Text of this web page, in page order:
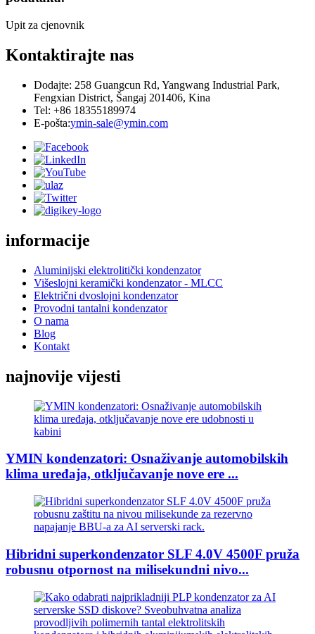
Upit za cjenovnik
Kontaktirajte nas
Dodajte: 258 Guangcun Rd, Yangwang Industrial Park,
Fengxian District, Šangaj 201406, Kina
Tel: +86 18355189974
E-pošta:ymin-sale@ymin.com
informacije
Aluminijski elektrolitički kondenzator
Višeslojni keramički kondenzator - MLCC
Električni dvoslojni kondenzator
Provodni tantalni kondenzator
O nama
Blog
Kontakt
najnovije vijesti
YMIN kondenzatori: Osnaživanje automobilskih
klima uređaja, otključavanje nove ere ...
Hibridni superkondenzator SLF 4.0V 4500F pruža
robusnu otpornost na milisekundni nivo...